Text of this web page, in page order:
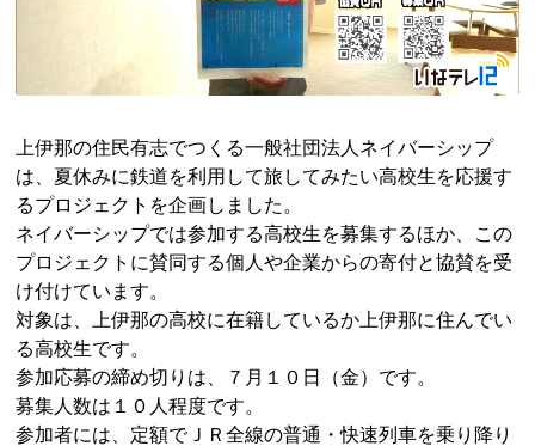
上伊那の住民有志でつくる一般社団法人ネイバーシップ
は、夏休みに鉄道を利用して旅してみたい高校生を応援す
るプロジェクトを企画しました。
ネイバーシップでは参加する高校生を募集するほか、この
プロジェクトに賛同する個人や企業からの寄付と協賛を受
け付けています。
対象は、上伊那の高校に在籍しているか上伊那に住んでい
る高校生です。
参加応募の締め切りは、７月１０日（金）です。
募集人数は１０人程度です。
参加者には、定額でＪＲ全線の普通・快速列車を乗り降り